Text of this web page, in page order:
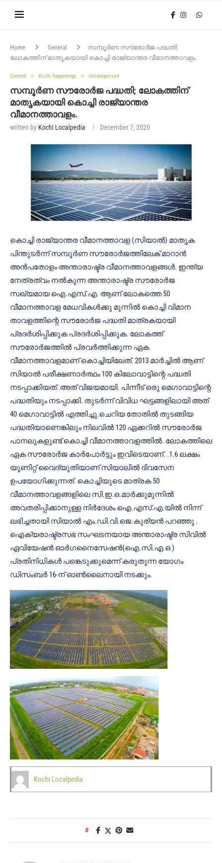
Home General
സമ്പൂർണ സൗരോർജ പദ്ധതി;
ലോകത്തിന് മാതൃകയായി കൊച്ചി രാജ്യാന്തര വീമാനത്താവളം.
General Kochi happenings Uncategorized
സമ്പൂർണ സൗരോർജ പദ്ധതി; ലോകത്തിന്
മാതൃകയായി കൊച്ചി രാജ്യാന്തര
വീമാനത്താവളം.
written by Kochi Localpedia December 7, 2020
കൊച്ചി രാജ്യാന്തര വീമാനത്താവള (സിയാൽ) മാതൃക
പിന്തുടർന്ന് സമ്പൂർണ സൗരോർജത്തിലേക് മാറാൻ
അൻപതോളം അന്താരാഷ്ട്ര വീമാനത്താവളങ്ങൾ. ഇന്ത്യ
നേത്രത്വം നൽകുന്ന അന്താരാഷ്ട്ര സൗരോർജ
സഖ്യമായ ഐ.എസ്.എ. ആണ് ലോകത്തെ 50
വീമാനത്താവള മേധവികൾക്കു മുന്നിൽ കൊച്ചി വിമാന
താവളത്തിന്റെ സൗരോർജ പദ്ധതി മാത്രകയായി
പ്രദർശിപ്പിക്കുക പ്രദർശിപ്പിക്കുക. ലോകത്ത്‌
സൗരോർജത്തിൽ പ്രവർത്തിക്കുന്ന ഏക
വീമാനത്താവളമാണ് കൊച്ചിയിലേത്. 2013 മാർച്ചിൽ ആണ്
സിയാൽ പരീക്ഷണാർത്ഥം 100 കിലോവാട്ടിന്റെ പദ്ധതി
നടപ്പാക്കിയത്. അത് വിജയമായി. പിന്നീട് ഒരു മെഗാവാട്ടിന്റെ
പദ്ധതിയും നടപ്പാക്കി. തുടർന്ന് വിവിധ ഘട്ടങ്ങളിലായി അത്
40 മെഗാവാട്ടിൽ എത്തിച്ചു.ചെറിയ തോതിൽ തുടങ്ങിയ
പദ്ധതിയാണെങ്കിലും നിലവിൽ 120 ഏക്കറിൽ സൗരോർജ
പാനലുകളുണ്ട് കൊച്ചി വീമാനത്താവളത്തിൽ. ലോകത്തിലെ
ഏക സൗരോർജ കാർപോർട്ടും ഇവിടെയാണ്. .1.6 ലക്ഷം
യൂണിറ്റ് വൈദ്യുതിയാണ് സിയാലിൽ ദിവസേന
ഉപയോഗിക്കുന്നത്. കൊച്ചിയുടെ മാത്രക 50
വീമാനത്താവളങ്ങളിലെ സി.ഇ.ഒ.മാർക്കുമുന്നിൽ
അവതരിപ്പിക്കാനുള്ള നിർദേശം ഐ.എസ്.എ.യിൽ നിന്ന്
ലഭിച്ചതായി സിയാൽ എം.ഡി.വി.ജെ.കുര്യൻ പറഞ്ഞു .
ഐക്യരാഷ്ട്രസഭ സംഘടനയായ അന്താരാഷ്ട്ര സിവിൽ
ഏവിയേഷൻ ഓർഗനൈസേഷൻ(ഐ.സി.എ.ഒ )
പ്രതിനിധികൾ പങ്കെടുക്കുമെന്ന് കരുതുന്ന യോഗം
ഡിസംബർ 16-ന് ഓൺലൈനായി നടക്കും.
Kochi Localpedia
0